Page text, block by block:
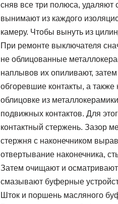
сняв все три полюса,
вынимают из каждого
камеру. Чтобы вынуть из
При ремонте выключателя
не облицованные
наплывов их опиливают,
обгоревшие контакты, а
облицовке из
подвижных контактов. Для
контактный стержень. Зазор
стержня с наконечником
отвертывание наконечника,
Затем очищают и
смазывают буферные
Шток и поршень масляного